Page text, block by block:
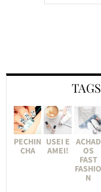
PECHIN
CHA
USEI E
AMEI!
ACHAD
OS
FAST
FASHIO
N